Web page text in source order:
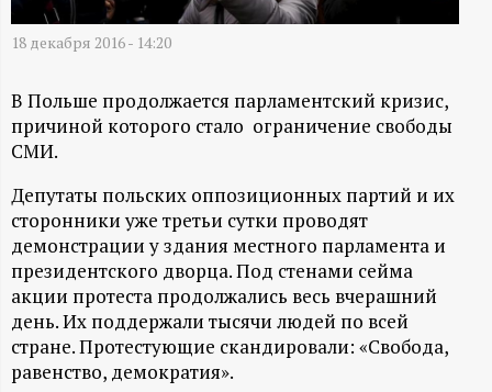
Й
Д
А
Н
-
и
н
18 декабря 2016 - 14:20
В Польше продолжается парламентский кризис,
причиной которого стало ограничение свободы
СМИ.
Депутаты польских оппозиционных партий и их
сторонники уже третьи сутки проводят
демонстрации у здания местного парламента и
президентского дворца. Под стенами сейма
акции протеста продолжались весь вчерашний
день. Их поддержали тысячи людей по всей
стране. Протестующие скандировали: «Свобода,
равенство, демократия».